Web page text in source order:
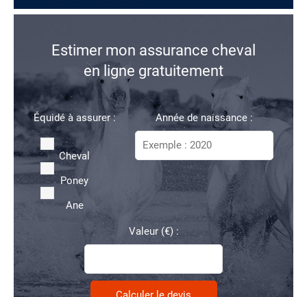
Estimer mon assurance cheval
en ligne gratuitement
Équidé à assurer :
Cheval
Poney
Ane
Année de naissance :
Valeur (€) :